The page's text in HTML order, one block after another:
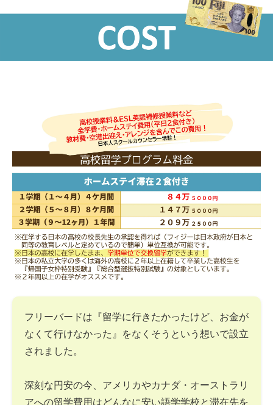
フリーバードは『留学に行きたかったけど、お金が
なくて行けなかった』をなくそうという想いで設立
されました。
深刻な円安の今、アメリカやカナダ・オーストラリ
アへの留学費用はどんなに安い語学学校と滞在先を